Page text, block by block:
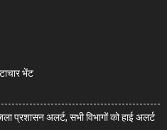
भेंट
प्रशासन अलर्ट, सभी विभागों को हाई अलर्ट